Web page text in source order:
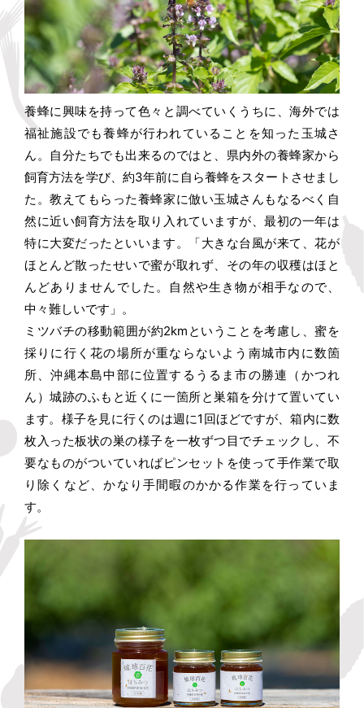
養蜂に興味を持って色々と調べていくうちに、海外では
福祉施設でも養蜂が行われていることを知った玉城さ
ん。自分たちでも出来るのではと、県内外の養蜂家から
飼育方法を学び、約3年前に自ら養蜂をスタートさせまし
た。教えてもらった養蜂家に倣い玉城さんもなるべく自
然に近い飼育方法を取り入れていますが、最初の一年は
特に大変だったといいます。「大きな台風が来て、花が
ほとんど散ったせいで蜜が取れず、その年の収穫はほと
んどありませんでした。自然や生き物が相手なので、
中々難しいです」。
ミツバチの移動範囲が約2kmということを考慮し、蜜を
採りに行く花の場所が重ならないよう南城市内に数箇
所、沖縄本島中部に位置するうるま市の勝連（かつれ
ん）城跡のふもと近くに一箇所と巣箱を分けて置いてい
ます。様子を見に行くのは週に1回ほどですが、箱内に数
枚入った板状の巣の様子を一枚ずつ目でチェックし、不
要なものがついていればピンセットを使って手作業で取
り除くなど、かなり手間暇のかかる作業を行っていま
す。